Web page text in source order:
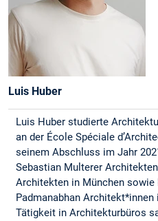
Luis Huber
Luis Huber studierte
an der École Spéciale
seinem Abschluss im Jahr
Sebastian Multerer
Architekten in München sowie
Padmanabhan
Tätigkeit in Architekturbüros